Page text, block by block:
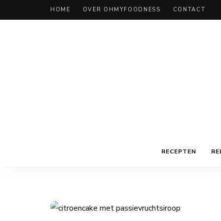
HOME OVER OHMYFOODNESS CONTACT
RECEPTEN